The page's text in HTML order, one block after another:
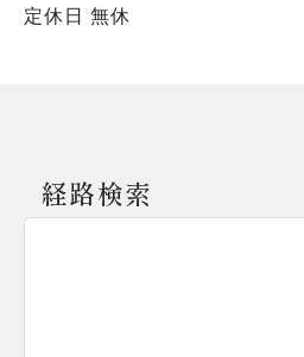
定休日 無休
経路検索